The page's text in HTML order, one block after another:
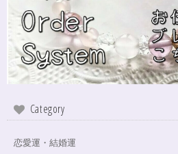
Category
恋愛運・結婚運